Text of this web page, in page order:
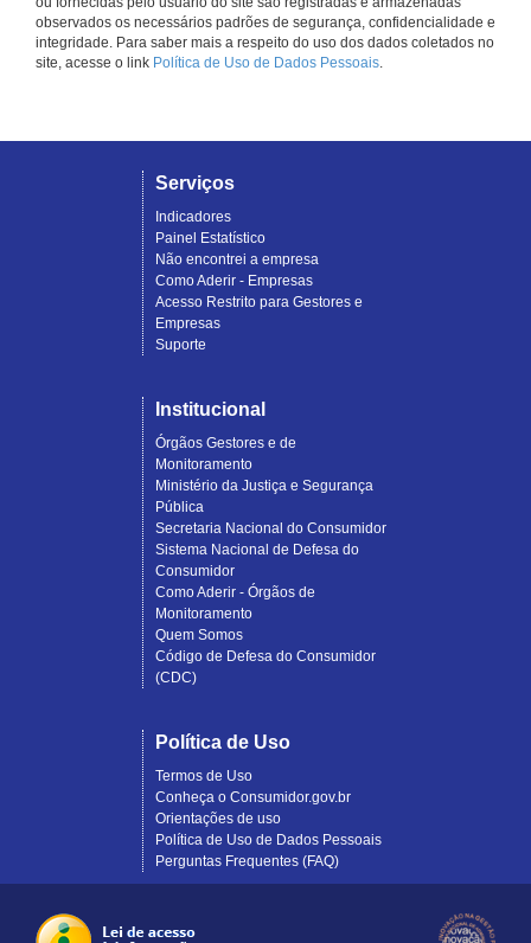
observados os necessários padrões de segurança, confidencialidade e
integridade. Para saber mais a respeito do uso dos dados coletados no
site, acesse o link Política de Uso de Dados Pessoais.
Serviços
Indicadores
Painel Estatístico
Não encontrei a empresa
Como Aderir - Empresas
Acesso Restrito para Gestores e
Empresas
Suporte
Institucional
Órgãos Gestores e de
Monitoramento
Ministério da Justiça e Segurança
Pública
Secretaria Nacional do Consumidor
Sistema Nacional de Defesa do
Consumidor
Como Aderir - Órgãos de
Monitoramento
Quem Somos
Código de Defesa do Consumidor
(CDC)
Política de Uso
Termos de Uso
Conheça o Consumidor.gov.br
Orientações de uso
Política de Uso de Dados Pessoais
Perguntas Frequentes (FAQ)